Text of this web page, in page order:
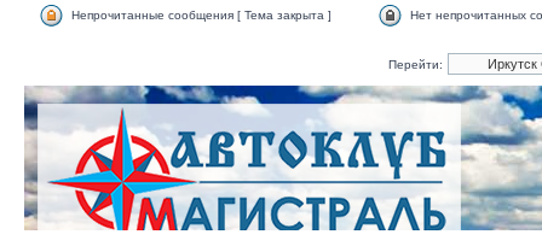
Непрочитанные сообщения [ Тема закрыта ] Нет непрочитанных
Перейти: